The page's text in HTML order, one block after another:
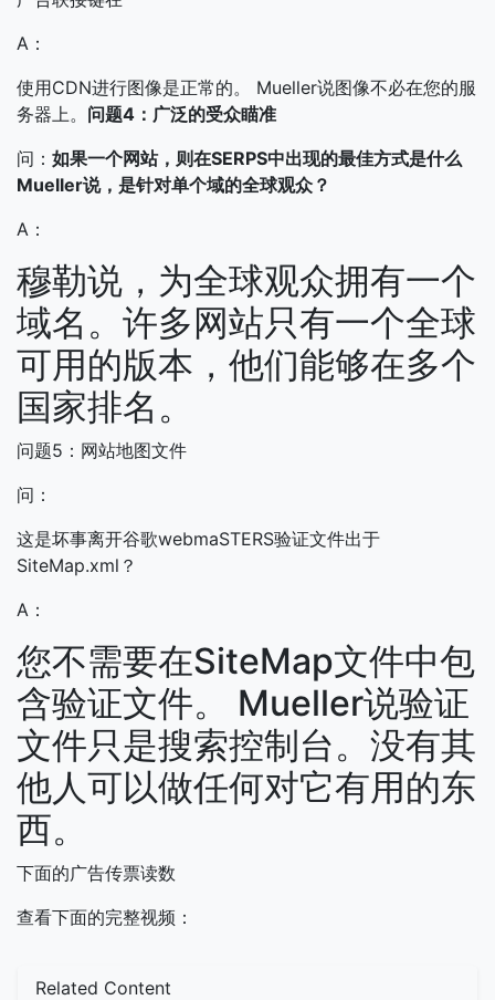
A：
使用CDN进行图像是正常的。 Mueller说图像不必在您的服
务器上。 问题4：广泛的受众瞄准
问： 如果一个网站，则在SERPS中出现的最佳方式是什么
Mueller说，是针对单个域的全球观众？
A：
穆勒说，为全球观众拥有一个
域名。许多网站只有一个全球
可用的版本，他们能够在多个
国家排名。
问题5：网站地图文件
问：
这是坏事离开谷歌webmaSTERS验证文件出于
SiteMap.xml？
A：
您不需要在SiteMap文件中包
含验证文件。 Mueller说验证
文件只是搜索控制台。没有其
他人可以做任何对它有用的东
西。
下面的广告传票读数
查看下面的完整视频：
Related Content